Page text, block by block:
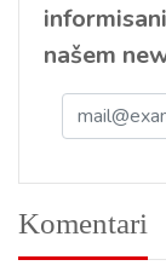
našem
Komentari